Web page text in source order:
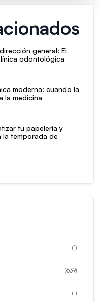
general: El
odontológica
moderna: cuando la
la medicina
tu papelería y
la temporada de
(1)
(639)
(1)